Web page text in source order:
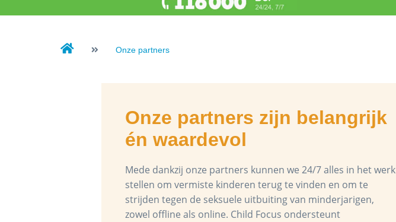
Onze partners
Onze partners zijn belangrijk
én waardevol
Mede dankzij onze partners kunnen we 24/7 alles in het werk
stellen om vermiste kinderen terug te vinden en om te
strijden tegen de seksuele uitbuiting van minderjarigen,
zowel offline als online. Child Focus ondersteunt